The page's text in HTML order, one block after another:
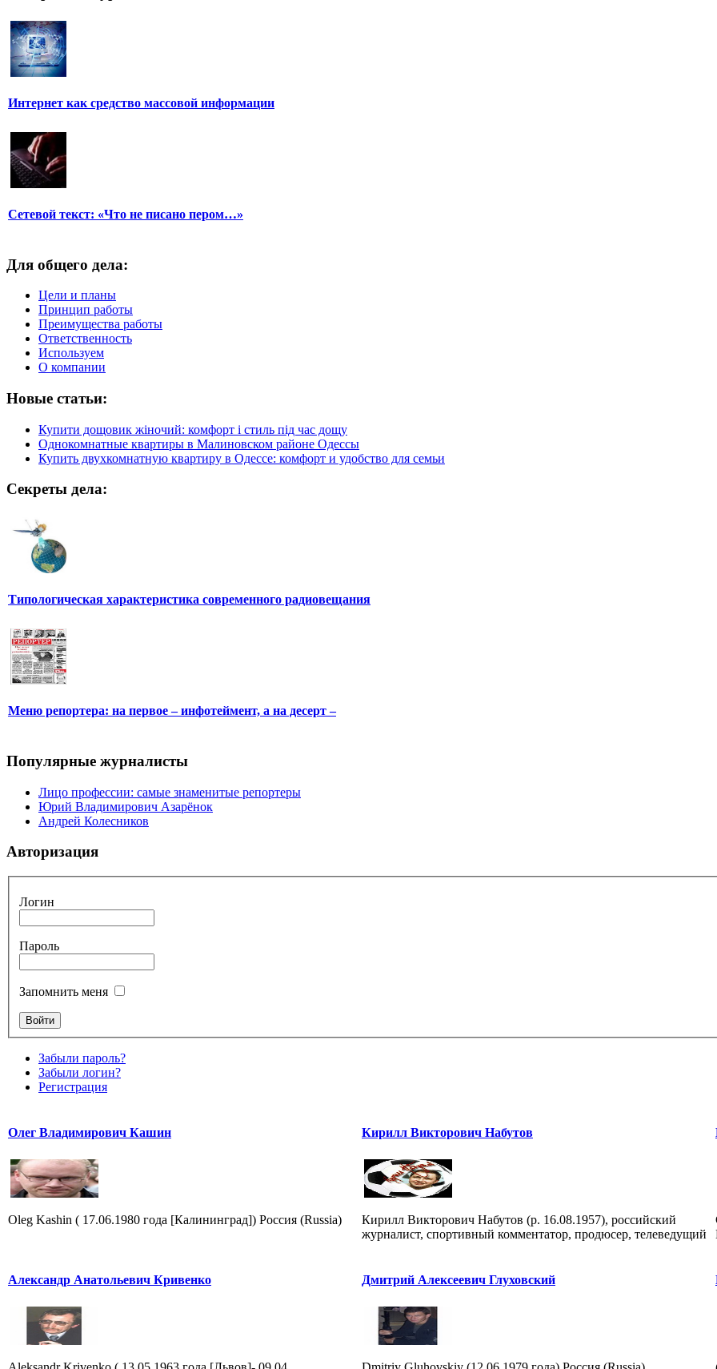
Интернет как средство массовой информации
Сетевой текст: «Что не писано пером…»
Для общего дела:
Цели и планы
Принцип работы
Преимущества работы
Ответственность
Используем
О компании
Новые статьи:
Купити дощовик жіночий: комфорт і стиль під час дощу
Однокомнатные квартиры в Малиновском районе Одессы
Купить двухкомнатную квартиру в Одессе: комфорт и удобство для семьи
Секреты дела:
Типологическая характеристика современного радиовещания
Меню репортера: на первое – инфотеймент, а на десерт –
Популярные журналисты
Лицо профессии: самые знаменитые репортеры
Юрий Владимирович Азарёнок
Андрей Колесников
Авторизация
Логин
Пароль
Запомнить меня
Забыли пароль?
Забыли логин?
Регистрация
Олег Владимирович Кашин
Oleg Kashin ( 17.06.1980 года [Калининград]) Россия (Russia)
Кирилл Викторович Набутов
Кирилл Викторович Набутов (р. 16.08.1957), российский
журналист, спортивный комментатор, продюсер, телеведущий
Александр Анатольевич Кривенко Дмитрий Алексеевич Глуховский